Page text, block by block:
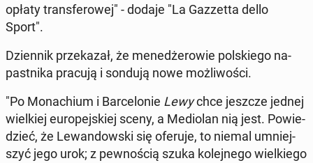
opłaty trans­fe­ro­wej" - dodaje "La Gaz­zet­ta dello
Sport".
Dzien­nik prze­ka­zał, że me­ne­dże­ro­wie pol­skie­go na­
past­ni­ka pracują i sondują nowe moż­li­wo­ści.
"Po Mo­na­chium i Bar­ce­lo­nie Lewychce jeszcze jednej
wiel­kiej eu­ro­pej­skiej sceny, a Me­dio­lan nią jest. Po­wie­
dzieć, że Le­wan­dow­ski się oferuje, to niemal umniej­
szyć jego urok; z pew­no­ścią szuka ko­lej­ne­go wiel­kie­go